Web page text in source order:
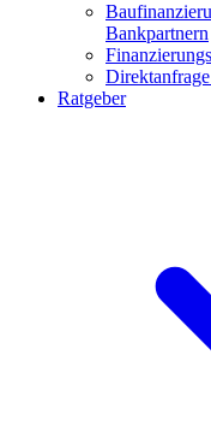
Bankpartnern
Ratgeber